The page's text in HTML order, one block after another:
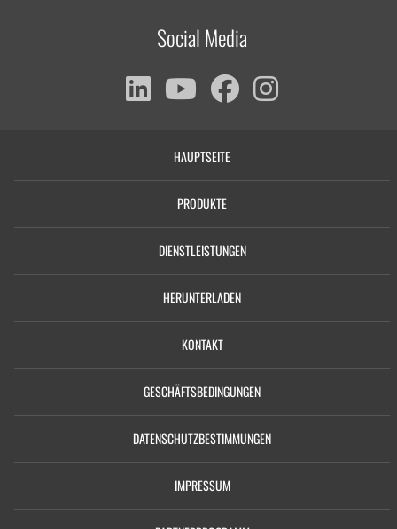
Social Media
HAUPTSEITE
PRODUKTE
DIENSTLEISTUNGEN
HERUNTERLADEN
KONTAKT
GESCHÄFTSBEDINGUNGEN
DATENSCHUTZBESTIMMUNGEN
IMPRESSUM